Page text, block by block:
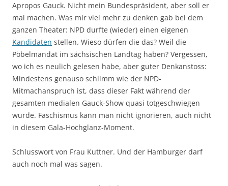
Apropos Gauck. Nicht mein Bundespräsident, aber soll er
mal machen. Was mir viel mehr zu denken gab bei dem
ganzen Theater: NPD durfte (wieder) einen eigenen
Kandidaten stellen. Wieso dürfen die das? Weil die
Pöbelmandat im sächsischen Landtag haben? Vergessen,
wo ich es neulich gelesen habe, aber guter Denkanstoss:
Mindestens genauso schlimm wie der NPD-
Mitmachanspruch ist, dass dieser Fakt während der
gesamten medialen Gauck-Show quasi totgeschwiegen
wurde. Faschismus kann man nicht ignorieren, auch nicht
in diesem Gala-Hochglanz-Moment.
Schlusswort von Frau Kuttner. Und der Hamburger darf
auch noch mal was sagen.